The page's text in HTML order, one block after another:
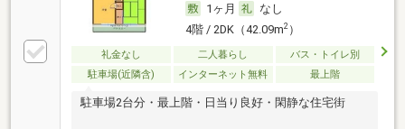
1ヶ月
なし
4階 / 2DK（42.09m2）
礼金なし 二人暮らし
バス・トイレ別
駐車場(近隣含)
インターネット無料 最上階
駐車場2台分・最上階・日当り良好・閑静な住宅街